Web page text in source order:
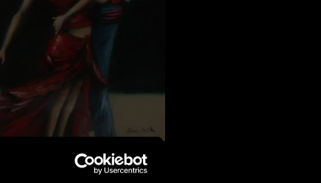
Orbán Csilla - Flamenco
(60x40 cm)